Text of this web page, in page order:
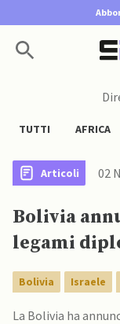
TUTTI AFRICA
Articoli 02
Bolivia
legami
Bolivia Israele
La Bolivia ha